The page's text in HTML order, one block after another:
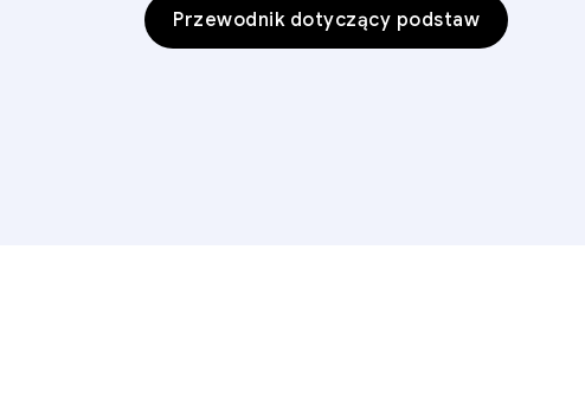
Przewodnik dotyczący podstaw